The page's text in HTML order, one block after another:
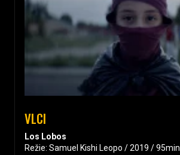
VLCI
Los Lobos
Režie: Samuel Kishi Leopo / 2019 / 95min